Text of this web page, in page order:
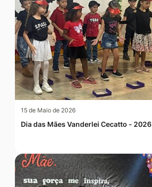
15 de Maio de 2026
Dia das Mães Vanderlei Cecatto - 2026